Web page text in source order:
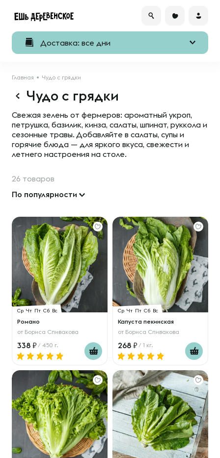
Доставка: все дни
Главная Чудо с грядки
Чудо с грядки
Свежая зелень от фермеров: ароматный укроп,
петрушка, базилик, кинза, салаты, шпинат, руккола и
сезонные травы. Добавляйте в салаты, супы и
горячие блюда — для яркого вкуса, свежести и
летнего настроения на столе.
26 товаров
По популярности
Ср Чт Пт Сб Вс
Романо
от Бориса Спивакова
338 / 450 г.
Ср Чт Пт Сб Вс
Капуста пекинская
от Бориса Спивакова
268 / 1 кг.